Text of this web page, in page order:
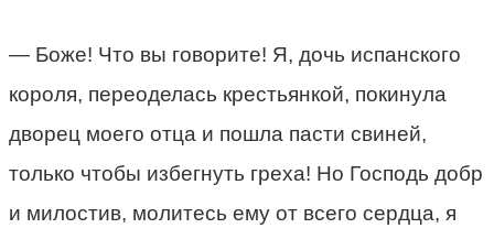
— Боже! Что вы говорите! Я, дочь испанского
короля, переоделась крестьянкой, покинула
дворец моего отца и пошла пасти свиней,
только чтобы избегнуть греха! Но Господь добр
и милостив, молитесь ему от всего сердца, я